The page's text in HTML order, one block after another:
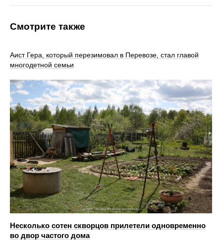
Смотрите также
Аист Гера, который перезимовал в Перевозе, стал главой
многодетной семьи
Несколько сотен скворцов прилетели одновременно
во двор частого дома